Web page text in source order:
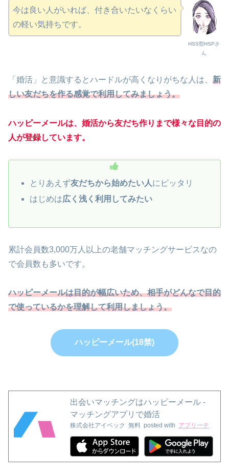
HSS型HSPさ
ん
今は良い人がいれば、付き合いたいなくらい
の軽い気持ちです。
「婚活」と意識するとハードルが高くなりがちな人は、 新
しい友だちを作る感覚で利用してみましょう。
ハッピーメールは、婚活から友だち作りまで様々な目的の
人が登録しています。
とりあえず友だちから始めたい人にピッタリ
はじめは広く浅く利用してみたい
累計会員数3,000万人以上の老舗マッチングサービスなの
で会員数も多いです。
ハッピーメールは目的が幅広いため、相手がどんなで目的
で使っているかを理解して利用しましょう。
ハッピーメール(18禁)
出会いマッチングはハッピーメール -
マッチングアプリで婚活
株式会社アイベック 無料 posted with アプリーチ